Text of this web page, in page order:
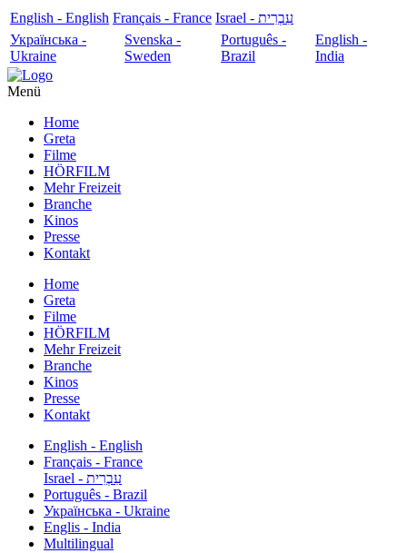
English - English Français - France
עִבְרִית - Israel
Українська -
Ukraine
Svenska -
Sweden
Português -
Brazil
English -
India
Menü
Home
Greta
Filme
HÖRFILM
Mehr Freizeit
Branche
Kinos
Presse
Kontakt
Home
Greta
Filme
HÖRFILM
Mehr Freizeit
Branche
Kinos
Presse
Kontakt
English - English
Français - France
עִבְרִית - Israel
Português - Brazil
Українська - Ukraine
Englis - India
Multilingual